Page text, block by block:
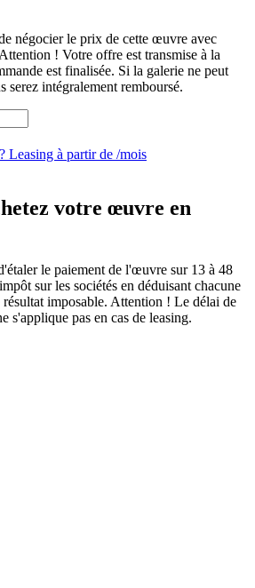
négocier le prix de cette œuvre avec
! Votre offre est transmise à la
est finalisée. Si la galerie ne peut
serez intégralement remboursé.
Leasing à partir de /mois
votre œuvre en
le paiement de l'œuvre sur 13 à 48
sur les sociétés en déduisant chacune
résultat imposable. Attention ! Le délai de
s'applique pas en cas de leasing.